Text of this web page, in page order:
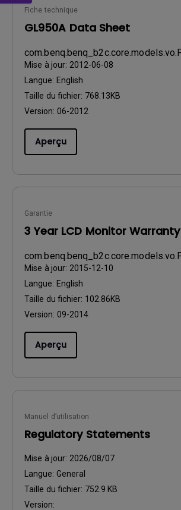
Fiche technique
GL950A Data Sheet
Mise à jour: 2012-06-08
Langue: English
Taille du fichier: 768.13KB
Version: 06-2012
Aperçu
Garantie
3 Year LCD Monitor
Mise à jour: 2015-12-10
Langue: English
Taille du fichier: 102.86KB
Version: 09-2014
Aperçu
Manuel d’utilisation
Regulatory Statements
Mise à jour: 2026/08/07
Langue: General
Taille du fichier: 752.9 KB
Version: